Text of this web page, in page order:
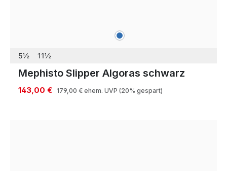
blau
5½ 11½
Mephisto Slipper Algoras schwarz
143,00 € 179,00 € ehem. UVP (20% gespart)